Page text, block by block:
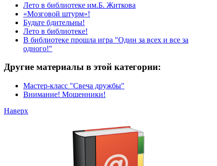
Лето в библиотеке им.Б. Житкова
«Мозговой штурм»!
Будьте бдительны!
Лето в библиотеке!
В библиотеке прошла игра "Один за всех и все за
одного!"
Другие материалы в этой категории:
Мастер-класс "Свеча дружбы"
Внимание! Мошенники!
Наверх